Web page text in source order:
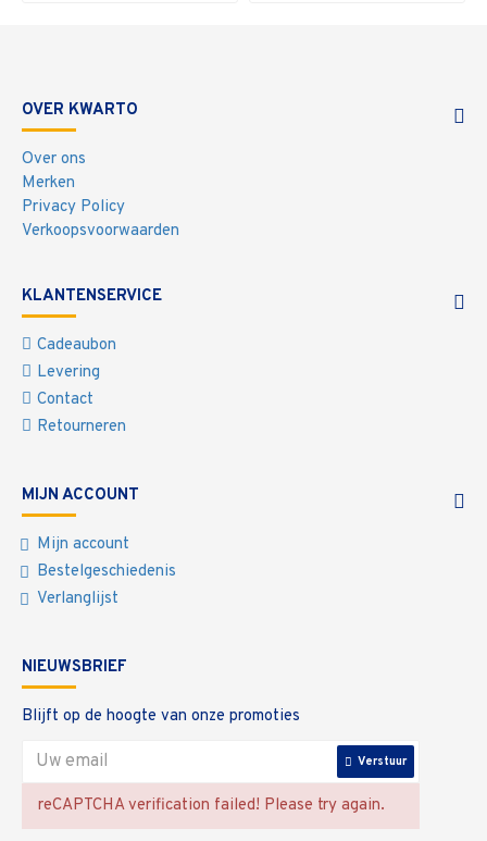
OVER KWARTO
Over ons
Merken
Privacy Policy
Verkoopsvoorwaarden
KLANTENSERVICE
Cadeaubon
Levering
Contact
Retourneren
MIJN ACCOUNT
Mijn account
Bestelgeschiedenis
Verlanglijst
NIEUWSBRIEF
Blijft op de hoogte van onze promoties
Verstuur
reCAPTCHA verification failed! Please try again.